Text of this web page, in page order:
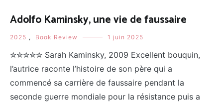
Adolfo Kaminsky, une vie de faussaire
2025 , Book Review 1 juin 2025
✮✮✮✮✮ Sarah Kaminsky, 2009 Excellent bouquin,
l’autrice raconte l’histoire de son père qui a
commencé sa carrière de faussaire pendant la
seconde guerre mondiale pour la résistance puis a